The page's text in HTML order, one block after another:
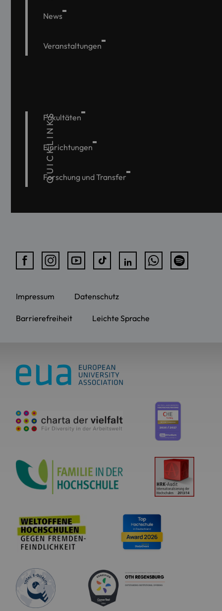
News
Veranstaltungen
QUICKLINKS
Fakultäten
Einrichtungen
Forschung und Transfer
Impressum Datenschutz
Barrierefreiheit Leichte Sprache